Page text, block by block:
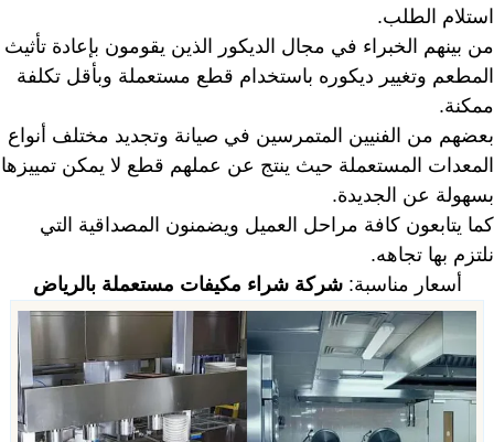
استلام الطلب.
من بينهم الخبراء في مجال الديكور الذين يقومون بإعادة تأثيث
المطعم وتغيير ديكوره باستخدام قطع مستعملة وبأقل تكلفة
ممكنة.
بعضهم من الفنيين المتمرسين في صيانة وتجديد مختلف أنواع
المعدات المستعملة حيث ينتج عن عملهم قطع لا يمكن تمييزها
بسهولة عن الجديدة.
كما يتابعون كافة مراحل العميل ويضمنون المصداقية التي
نلتزم بها تجاهه.
أسعار مناسبة:شركة شراء مكيفات مستعملة بالرياض